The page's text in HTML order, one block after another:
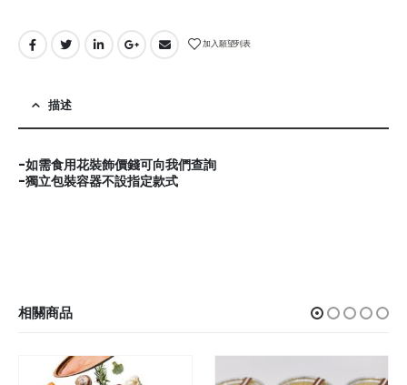
加入願望列表
描述
-如需食用花裝飾價錢可向我們查詢
-獨立包裝容器不設指定款式
相關商品